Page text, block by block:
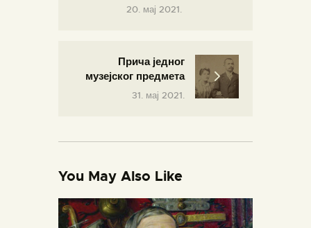
20. мај 2021.
Прича једног
музејског предмета
31. мај 2021.
You May Also Like